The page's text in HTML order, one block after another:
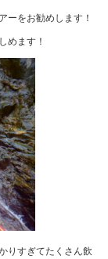
ーをお勧めします！
めます！
りすぎてたくさん飲